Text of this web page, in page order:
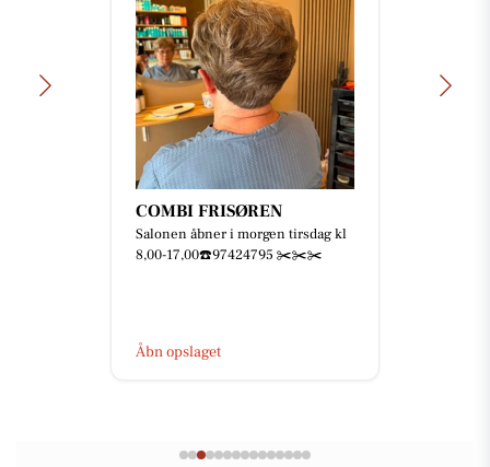
Mejrup Kultur- og
Fritidscenter
🥳🎅🏻 JULEFROKOST 2026 🎄🎉
Åbn opslaget